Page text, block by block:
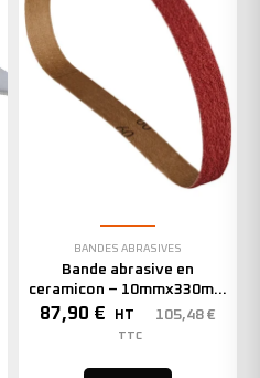
BANDES ABRASIVES
Bande abrasive en
ceramicon – 10mmx330mm
– Grain 40 – 333001 (x50)
87,90 € HT 105,48 €
TTC